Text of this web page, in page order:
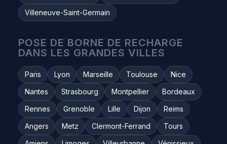
Villeneuve-Saint-Germain
POSE DE BORNE DE RECHARGE
DANS LES GRANDES VILLES
Paris Lyon Marseille Toulouse
Nice
Nantes
Strasbourg Montpellier
Bordeaux
Rennes
Grenoble Lille Dijon
Reims
Angers
Metz Clermont-Ferrand
Tours